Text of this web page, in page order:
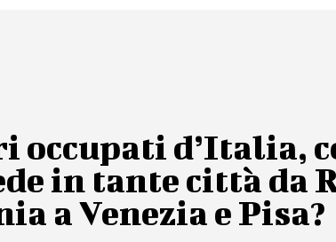
occupati d’Italia,
in tante città da
a Venezia e Pisa?